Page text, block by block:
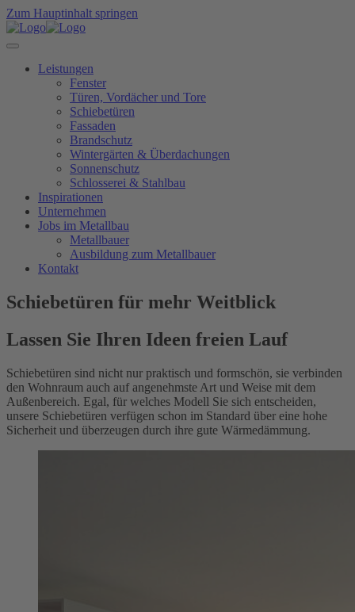
Zum Hauptinhalt springen
Leistungen
Fenster
Türen, Vordächer und Tore
Schiebetüren
Fassaden
Brandschutz
Wintergärten & Überdachungen
Sonnenschutz
Schlosserei & Stahlbau
Inspirationen
Unternehmen
Jobs im Metallbau
Metallbauer
Ausbildung zum Metallbauer
Kontakt
Schiebetüren für mehr Weitblick
Lassen Sie Ihren Ideen freien Lauf
Schiebetüren sind nicht nur praktisch und formschön, sie verbinden
den Wohnraum auch auf angenehmste Art und Weise mit dem
Außenbereich. Egal, für welches Modell Sie sich entscheiden,
unsere Schiebetüren verfügen schon im Standard über eine hohe
Sicherheit und überzeugen durch ihre gute Wärmedämmung.